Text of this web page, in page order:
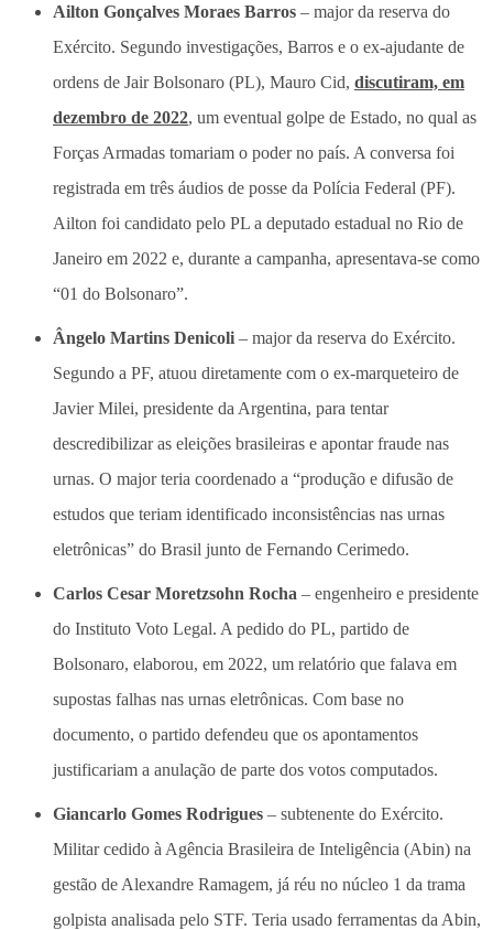
Ailton Gonçalves Moraes Barros – major da reserva do
Exército. Segundo investigações, Barros e o ex-ajudante de
ordens de Jair Bolsonaro (PL), Mauro Cid, discutiram, em
dezembro de 2022, um eventual golpe de Estado, no qual as
Forças Armadas tomariam o poder no país. A conversa foi
registrada em três áudios de posse da Polícia Federal (PF).
Ailton foi candidato pelo PL a deputado estadual no Rio de
Janeiro em 2022 e, durante a campanha, apresentava-se como
“01 do Bolsonaro”.
Ângelo Martins Denicoli – major da reserva do Exército.
Segundo a PF, atuou diretamente com o ex-marqueteiro de
Javier Milei, presidente da Argentina, para tentar
descredibilizar as eleições brasileiras e apontar fraude nas
urnas. O major teria coordenado a “produção e difusão de
estudos que teriam identificado inconsistências nas urnas
eletrônicas” do Brasil junto de Fernando Cerimedo.
Carlos Cesar Moretzsohn Rocha – engenheiro e presidente
do Instituto Voto Legal. A pedido do PL, partido de
Bolsonaro, elaborou, em 2022, um relatório que falava em
supostas falhas nas urnas eletrônicas. Com base no
documento, o partido defendeu que os apontamentos
justificariam a anulação de parte dos votos computados.
Giancarlo Gomes Rodrigues – subtenente do Exército.
Militar cedido à Agência Brasileira de Inteligência (Abin) na
gestão de Alexandre Ramagem, já réu no núcleo 1 da trama
golpista analisada pelo STF. Teria usado ferramentas da Abin,